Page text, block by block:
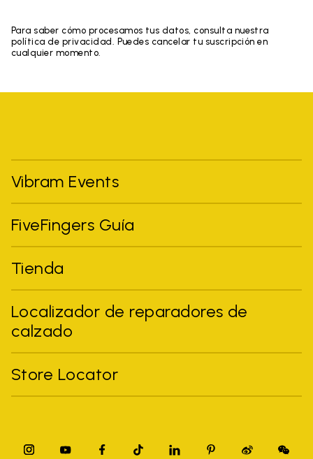
Para saber cómo procesamos tus datos, consulta nuestra
política de privacidad. Puedes cancelar tu suscripción en
cualquier momento.
Vibram Events
FiveFingers Guía
Tienda
Localizador de reparadores de
calzado
Store Locator